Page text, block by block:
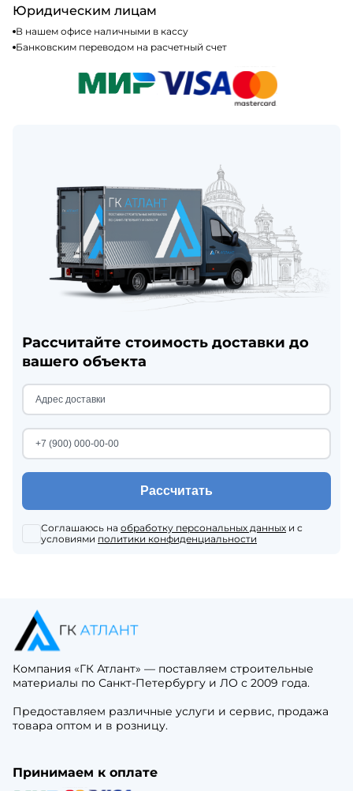
Юридическим лицам
В нашем офисе наличными в кассу
Банковским переводом на расчетный счет
Рассчитайте стоимость доставки до
вашего объекта
Рассчитать
Соглашаюсь на обработку персональных данных и с
условиями политики конфиденциальности
Компания «ГК Атлант» — поставляем строительные
материалы по Санкт-Петербургу и ЛО с 2009 года.
Предоставляем различные услуги и сервис, продажа
товара оптом и в розницу.
Принимаем к оплате